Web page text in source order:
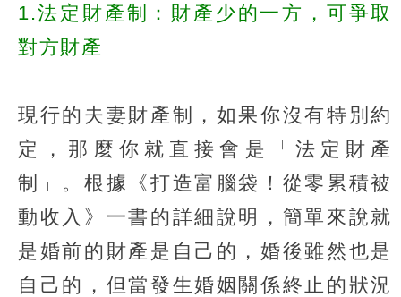
1.法定財產制：財產少的一方，可爭取
對方財產
現行的夫妻財產制，如果你沒有特別約
定，那麼你就直接會是「法定財產
制」。根據《打造富腦袋！從零累積被
動收入》一書的詳細說明，簡單來說就
是婚前的財產是自己的，婚後雖然也是
自己的，但當發生婚姻關係終止的狀況